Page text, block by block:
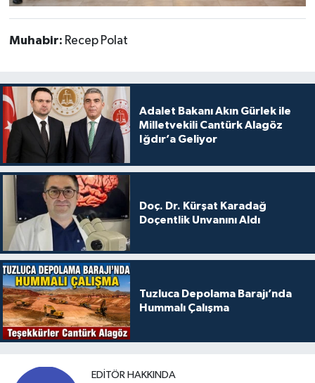
Muhabir: Recep Polat
Adalet Bakanı Akın Gürlek ile
Milletvekili Cantürk Alagöz
Iğdır’a Geliyor
Doç. Dr. Kürşat Karadağ
Doçentlik Unvanını Aldı
Tuzluca Depolama Barajı’nda
Hummalı Çalışma
EDITÖR HAKKINDA